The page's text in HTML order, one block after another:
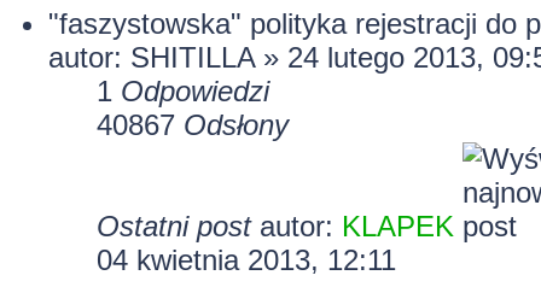
"faszystowska" polityka rejestracji do
autor: SHITILLA» 24 lutego 2013,
1 Odpowiedzi
40867 Odsłony
Ostatni post autor: KLAPEK
04 kwietnia 2013, 12:11